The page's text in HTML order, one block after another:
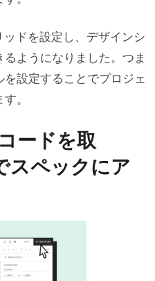
ドを設定し、デザインシ
ようになりました。つま
設定することでプロジェ
。
ードを取
スペックにア